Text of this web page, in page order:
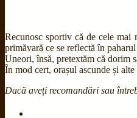
Recunosc sportiv că de cele mai
primăvară ce se reflectă în
Uneori, însă, pretextăm că dorim
În mod cert, orașul ascunde și
Dacă aveți recomandări sau